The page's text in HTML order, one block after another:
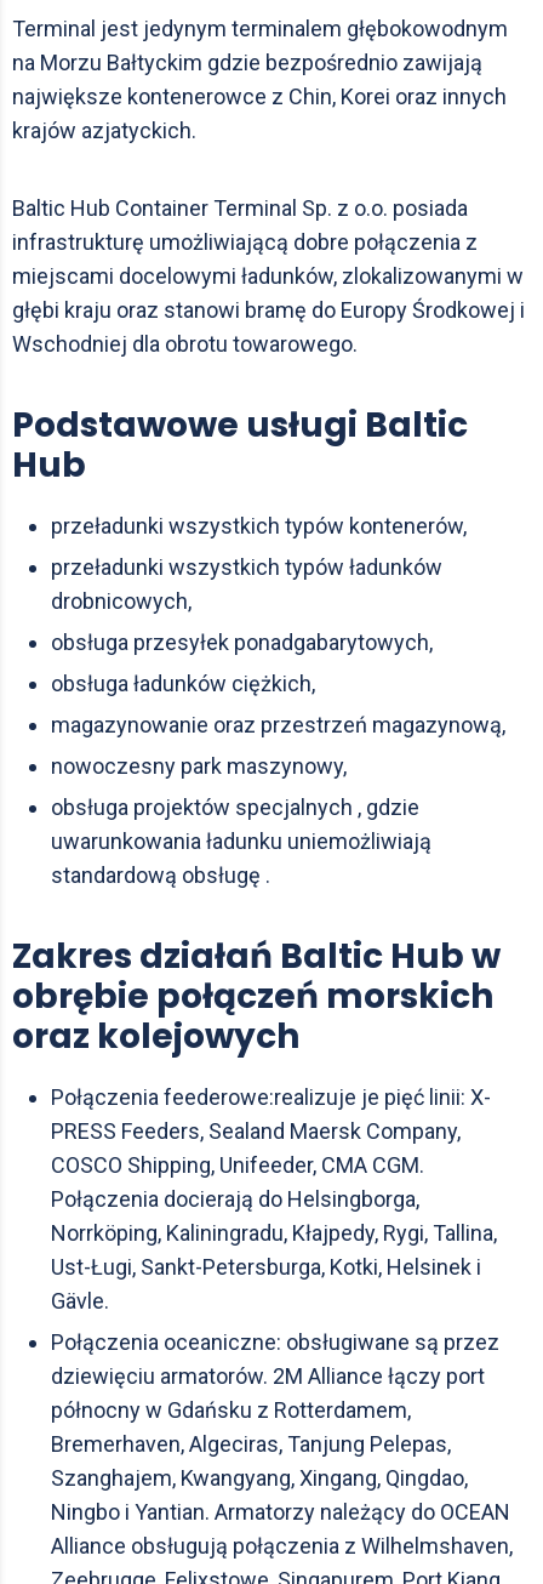
Terminal jest jedynym terminalem głębokowodnym
na Morzu Bałtyckim gdzie bezpośrednio zawijają
największe kontenerowce z Chin, Korei oraz innych
krajów azjatyckich.
Baltic Hub Container Terminal Sp. z o.o. posiada
infrastrukturę umożliwiającą dobre połączenia z
miejscami docelowymi ładunków, zlokalizowanymi w
głębi kraju oraz stanowi bramę do Europy Środkowej i
Wschodniej dla obrotu towarowego.
Podstawowe usługi Baltic
Hub
przeładunki wszystkich typów kontenerów,
przeładunki wszystkich typów ładunków
drobnicowych,
obsługa przesyłek ponadgabarytowych,
obsługa ładunków ciężkich,
magazynowanie oraz przestrzeń magazynową,
nowoczesny park maszynowy,
obsługa projektów specjalnych , gdzie
uwarunkowania ładunku uniemożliwiają
standardową obsługę .
Zakres działań Baltic Hub w
obrębie połączeń morskich
oraz kolejowych
Połączenia feederowe:realizuje je pięć linii: X-
PRESS Feeders, Sealand Maersk Company,
COSCO Shipping, Unifeeder, CMA CGM.
Połączenia docierają do Helsingborga,
Norrköping, Kaliningradu, Kłajpedy, Rygi, Tallina,
Ust-Ługi, Sankt-Petersburga, Kotki, Helsinek i
Gävle.
Połączenia oceaniczne: obsługiwane są przez
dziewięciu armatorów. 2M Alliance łączy port
północny w Gdańsku z Rotterdamem,
Bremerhaven, Algeciras, Tanjung Pelepas,
Szanghajem, Kwangyang, Xingang, Qingdao,
Ningbo i Yantian. Armatorzy należący do OCEAN
Alliance obsługują połączenia z Wilhelmshaven,